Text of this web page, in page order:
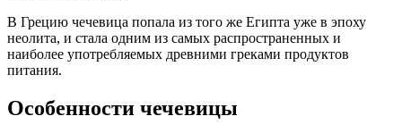
В Грецию чечевица попала из того же Египта уже в эпоху
неолита, и стала одним из самых распространенных и
наиболее употребляемых древними греками продуктов
питания.
Особенности чечевицы